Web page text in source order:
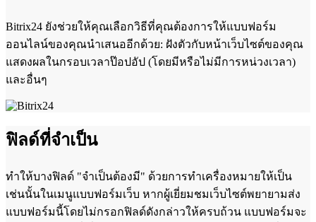
Bitrix24 ยังช่วยให้คุณเลือกวิธีที่คุณต้องการให้แบบฟอร์ม
ออนไลน์ของคุณนำเสนออีกด้วย: ฝังตัวกับหน้าเว็บไซต์ของคุณ
แสดงผลในกรอบเวลาป๊อปอัป (โดยมีหรือไม่มีการหน่วงเวลา)
และอื่นๆ
ฟิลด์ที่จำเป็น
ทำให้บางฟิลด์ "จำเป็นต้องมี" ด้วยการทำเครื่องหมายให้เป็น
เช่นนั้นในเมนูแบบฟอร์มเว็บ หากผู้เยี่ยมชมเว็บไซต์พยายามส่ง
แบบฟอร์มนี้โดยไม่กรอกฟิลด์ดังกล่าวให้ครบถ้วน แบบฟอร์มจะ